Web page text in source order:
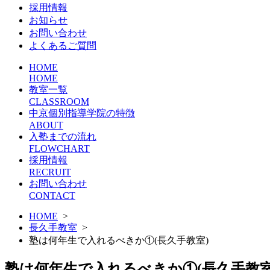
採用情報
お知らせ
お問い合わせ
よくあるご質問
HOME
HOME
教室一覧
CLASSROOM
中京個別指導学院の特徴
ABOUT
入塾までの流れ
FLOWCHART
採用情報
RECRUIT
お問い合わせ
CONTACT
HOME >
長久手教室 >
塾は何年生で入れるべきか①(長久手教室)